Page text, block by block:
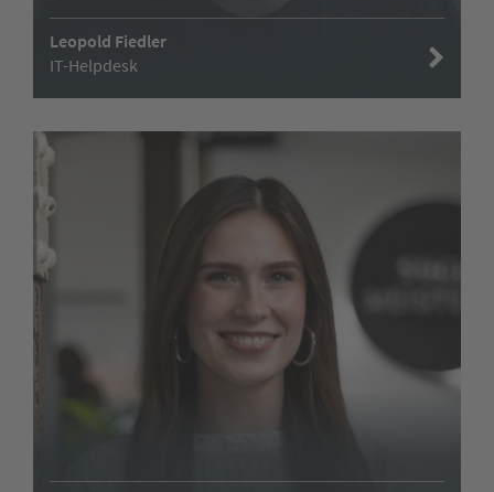
Leopold Fiedler
IT-Helpdesk